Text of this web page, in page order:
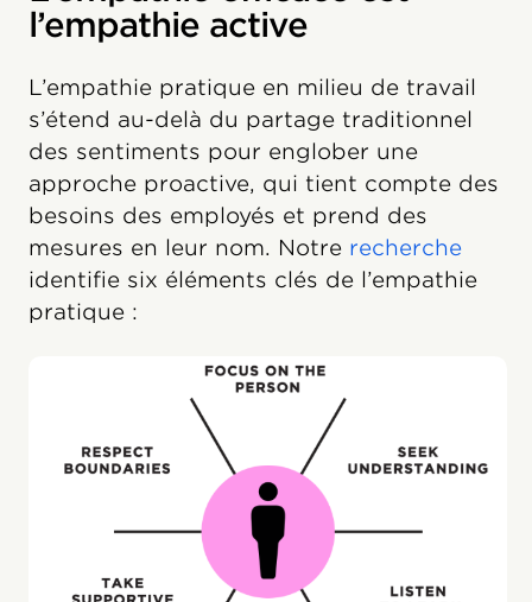
l’empathie active
L’empathie pratique en milieu de travail
s’étend au-delà du partage traditionnel
des sentiments pour englober une
approche proactive, qui tient compte des
besoins des employés et prend des
mesures en leur nom. Notre recherche
identifie six éléments clés de l’empathie
pratique :